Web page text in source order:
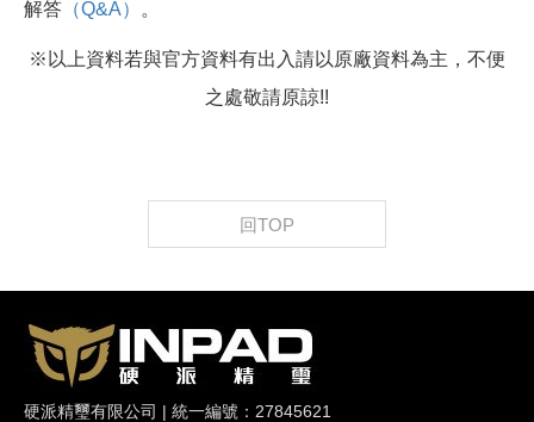
解答 （Q&A） 。
※以上資料若與官方資料有出入請以原廠資料為主，不便
之處敬請原諒!!
回TOP
硬派精璽有限公司 | 統一編號：27845621